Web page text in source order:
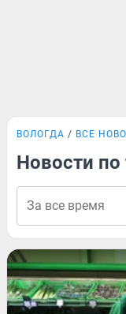
ВОЛОГДА ВСЕ
Новости